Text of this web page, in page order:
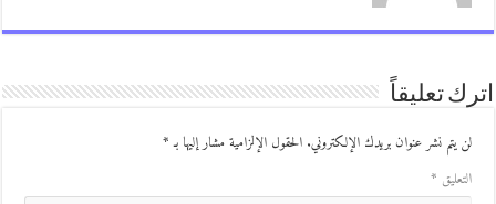
تعليقاً
يتم نشر عنوان بريدك الإلكتروني.الحقول الإلزامية مشار إليها بـ*
*